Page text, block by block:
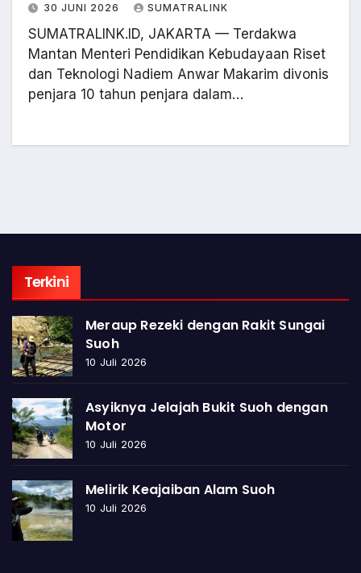
30 JUNI 2026 SUMATRALINK
SUMATRALINK.ID, JAKARTA — Terdakwa
Mantan Menteri Pendidikan Kebudayaan Riset
dan Teknologi Nadiem Anwar Makarim divonis
penjara 10 tahun penjara dalam…
Terkini
Meraup Rezeki dengan Rakit Sungai
Suoh
10 Juli 2026
Asyiknya Jelajah Bukit Suoh dengan
Motor
10 Juli 2026
Melirik Keajaiban Alam Suoh
10 Juli 2026